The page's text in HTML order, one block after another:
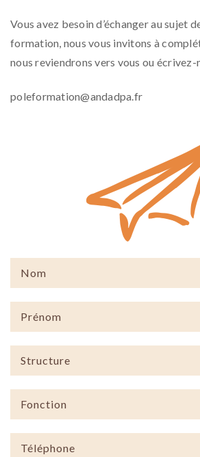
Vous avez besoin d’échanger au sujet
formation, nous vous invitons à
nous reviendrons vers vous ou écrivez-
poleformation@andadpa.fr